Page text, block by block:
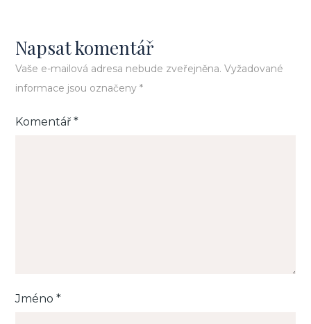
Napsat komentář
Vaše e-mailová adresa nebude zveřejněna. Vyžadované
informace jsou označeny*
Komentář*
Jméno*